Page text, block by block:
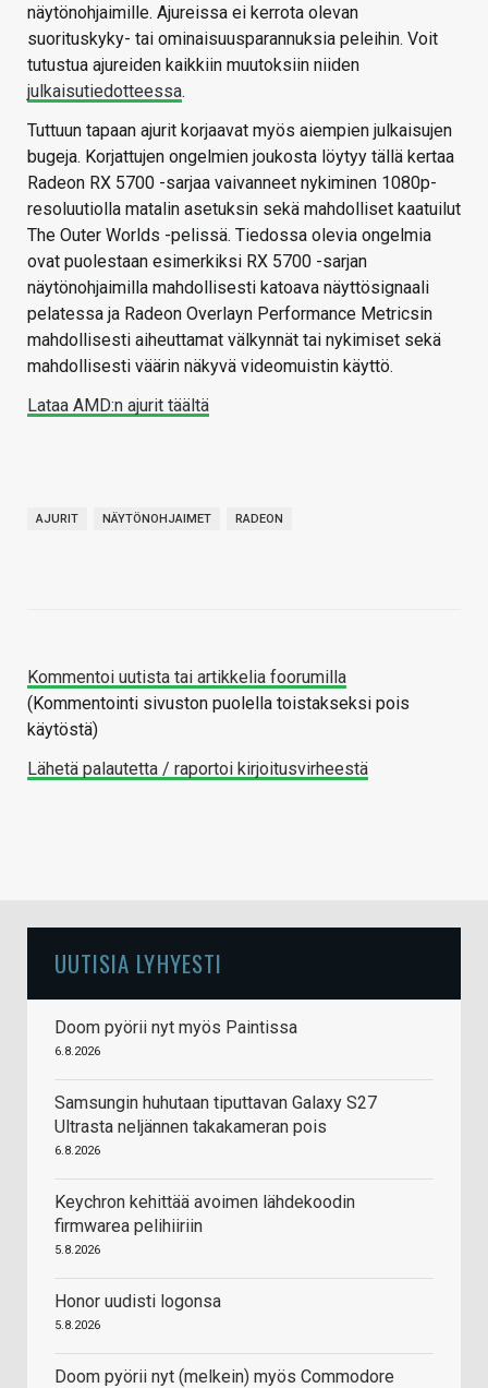
näytönohjaimille. Ajureissa ei kerrota olevan
suorituskyky- tai ominaisuusparannuksia peleihin. Voit
tutustua ajureiden kaikkiin muutoksiin niiden
julkaisutiedotteessa.
Tuttuun tapaan ajurit korjaavat myös aiempien julkaisujen
bugeja. Korjattujen ongelmien joukosta löytyy tällä kertaa
Radeon RX 5700 -sarjaa vaivanneet nykiminen 1080p-
resoluutiolla matalin asetuksin sekä mahdolliset kaatuilut
The Outer Worlds -pelissä. Tiedossa olevia ongelmia
ovat puolestaan esimerkiksi RX 5700 -sarjan
näytönohjaimilla mahdollisesti katoava näyttösignaali
pelatessa ja Radeon Overlayn Performance Metricsin
mahdollisesti aiheuttamat välkynnät tai nykimiset sekä
mahdollisesti väärin näkyvä videomuistin käyttö.
Lataa AMD:n ajurit täältä
AJURIT NÄYTÖNOHJAIMET RADEON
Kommentoi uutista tai artikkelia foorumilla
(Kommentointi sivuston puolella toistakseksi pois
käytöstä)
Lähetä palautetta / raportoi kirjoitusvirheestä
UUTISIA LYHYESTI
Doom pyörii nyt myös Paintissa
6.8.2026
Samsungin huhutaan tiputtavan Galaxy S27
Ultrasta neljännen takakameran pois
6.8.2026
Keychron kehittää avoimen lähdekoodin
firmwarea pelihiiriin
5.8.2026
Honor uudisti logonsa
5.8.2026
Doom pyörii nyt (melkein) myös Commodore